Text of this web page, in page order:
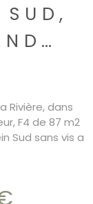
Rivière, dans
F4 de 87 m2
Sud sans vis a